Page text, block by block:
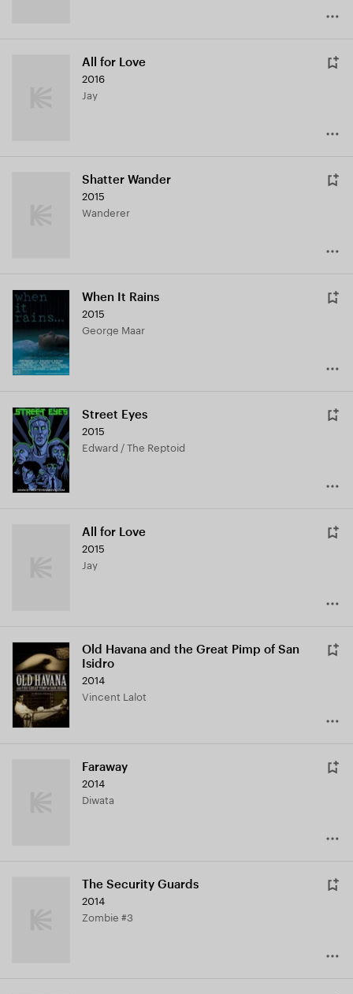
All for Love
2016
Jay
Shatter Wander
2015
Wanderer
When It Rains
2015
George Maar
Street Eyes
2015
Edward / The Reptoid
All for Love
2015
Jay
Old Havana and the Great Pimp of San
Isidro
2014
Vincent Lalot
Faraway
2014
Diwata
The Security Guards
2014
Zombie #3